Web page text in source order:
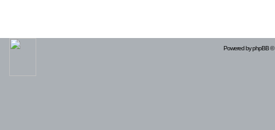
Powered byphpBB©